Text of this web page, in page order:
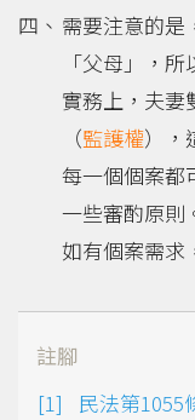
需要注意的是
「父母」，
實務上，夫妻
（監護權），
每一個個案都
一些審酌原則
如有個案需求
註腳
民法第1055